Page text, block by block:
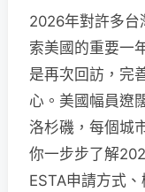
2026年對許多台
索美國的重要一
是再次回訪，完
心。美國幅員遼
洛杉磯，每個城
你一步步了解
ESTA申請方式